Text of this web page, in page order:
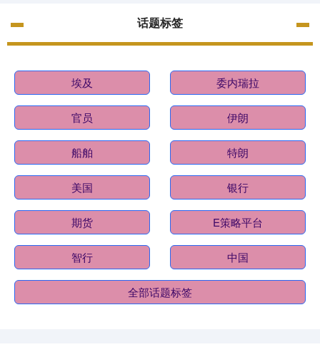
话题标签
埃及 委内瑞拉
官员 伊朗
船舶 特朗
美国 银行
期货 E策略平台
智行 中国
全部话题标签